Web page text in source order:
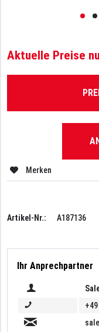
Aktuelle Preise
Merken
Artikel-Nr.: A187136
Ihr Anprechpartner